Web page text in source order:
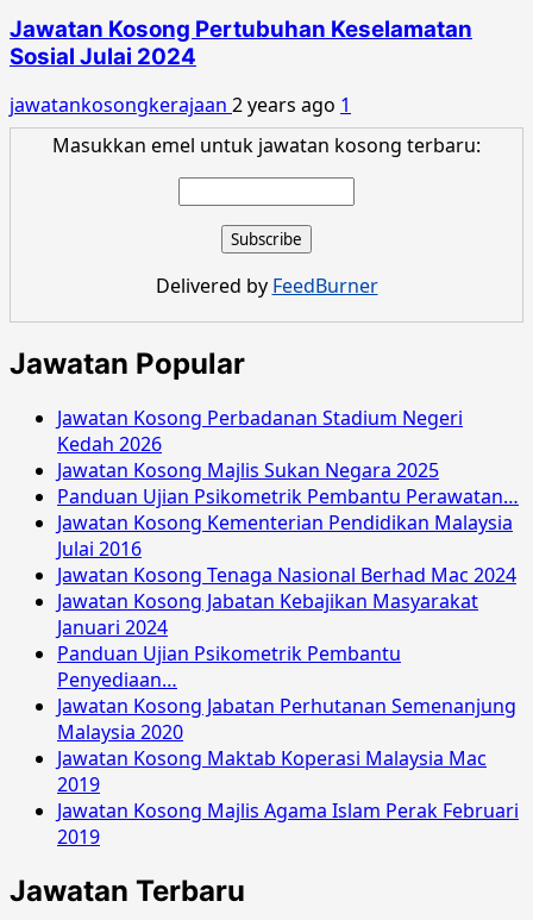
Jawatan Kosong Pertubuhan Keselamatan
Sosial Julai 2024
jawatankosongkerajaan 2 years ago 1
Masukkan emel untuk jawatan kosong terbaru:
Delivered by FeedBurner
Jawatan Popular
Jawatan Kosong Perbadanan Stadium Negeri
Kedah 2026
Jawatan Kosong Majlis Sukan Negara 2025
Panduan Ujian Psikometrik Pembantu Perawatan…
Jawatan Kosong Kementerian Pendidikan Malaysia
Julai 2016
Jawatan Kosong Tenaga Nasional Berhad Mac 2024
Jawatan Kosong Jabatan Kebajikan Masyarakat
Januari 2024
Panduan Ujian Psikometrik Pembantu
Penyediaan…
Jawatan Kosong Jabatan Perhutanan Semenanjung
Malaysia 2020
Jawatan Kosong Maktab Koperasi Malaysia Mac
2019
Jawatan Kosong Majlis Agama Islam Perak Februari
2019
Jawatan Terbaru